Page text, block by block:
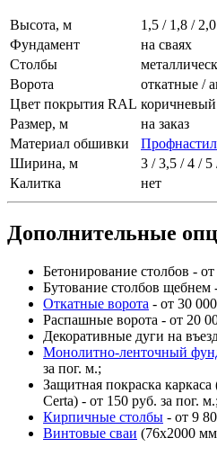
Высота, м
1,5 / 1,8 /
Фундамент
на сваях
Столбы
Ворота
откатные /
Цвет покрытия RAL коричневый
Размер, м
на заказ
Материал обшивки
Профнастил
Ширина, м
3 / 3,5 / 4 / 5
Калитка
нет
Дополнительные
Бетонирование столбов -
Бутование столбов щебнем
Откатные ворота - от 30
Распашные ворота - от 20
Декоративные дуги на
Монолитно-ленточный
за пог. м.;
Защитная покраска
Certa) - от 150 руб. за пог. м.;
Кирпичные столбы - от 9
Винтовые сваи (76x2000